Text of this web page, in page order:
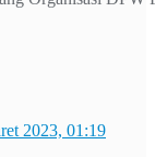
2023, 01:19